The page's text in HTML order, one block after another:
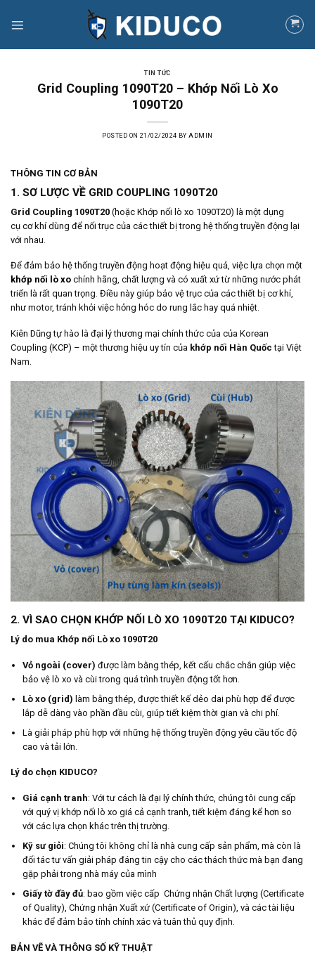
TIN TỨC
Grid Coupling 1090T20 – Khớp Nối Lò Xo
1090T20
POSTED ON 21/02/2024 BYADMIN
THÔNG TIN CƠ BẢN
1. SƠ LƯỢC VỀ GRID COUPLING 1090T20
Grid Coupling 1090T20 (hoặc Khớp nối lò xo 1090T20) là một dụng
cụ cơ khí dùng để nối trục của các thiết bị trong hệ thống truyền động lại
với nhau.
Để đảm bảo hệ thống truyền động hoạt động hiệu quả, việc lựa chọn một
khớp nối lò xo chính hãng, chất lượng và có xuất xứ từ những nước phát
triển là rất quan trọng. Điều này giúp bảo vệ trục của các thiết bị cơ khí,
như motor, tránh khỏi việc hỏng hóc do rung lắc hay quá nhiệt.
Kiên Dũng tự hào là đại lý thương mại chính thức của của Korean
Coupling (KCP) – một thương hiệu uy tín của khớp nối Hàn Quốctại Việt
Nam.
2. VÌ SAO CHỌN KHỚP NỐI LÒ XO 1090T20 TẠI KIDUCO?
Lý do mua Khớp nối Lò xo 1090T20
Vỏ ngoài (cover) được làm bằng thép, kết cấu chắc chắn giúp việc
bảo vệ lò xo và cùi trong quá trình truyền động tốt hơn.
Lò xo (grid) làm bằng thép, được thiết kế dẻo dai phù hợp để được
lắp dễ dàng vào phần đầu cùi, giúp tiết kiệm thời gian và chi phí.
Là giải pháp phù hợp với những hệ thống truyền động yêu cầu tốc độ
cao và tải lớn.
Lý do chọn KIDUCO?
Giá cạnh tranh: Với tư cách là đại lý chính thức, chúng tôi cung cấp
với quý vị khớp nối lò xo giá cả cạnh tranh, tiết kiệm đáng kể hơn so
với các lựa chọn khác trên thị trường.
Kỹ sư giỏi: Chúng tôi không chỉ là nhà cung cấp sản phẩm, mà còn là
đối tác tư vấn giải pháp đáng tin cậy cho các thách thức mà bạn đang
gặp phải trong nhà máy của mình
Giấy tờ đầy đủ: bao gồm việc cấp Chứng nhận Chất lượng (Certificate
of Quality), Chứng nhận Xuất xứ (Certificate of Origin), và các tài liệu
khác để đảm bảo tính chính xác và tuân thủ quy định.
BẢN VẼ VÀ THÔNG SỐ KỸ THUẬT